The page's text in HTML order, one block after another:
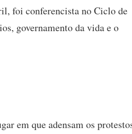
foi conferencista no Ciclo de
governamento da vida e o
em que adensam os